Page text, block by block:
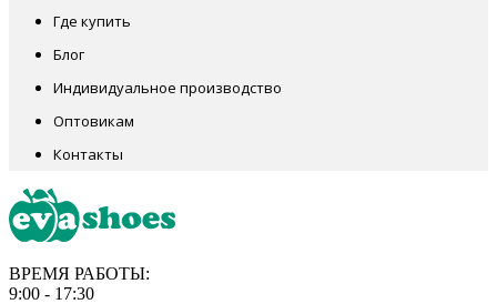
Где купить
Блог
Индивидуальное производство
Оптовикам
Контакты
ВРЕМЯ РАБОТЫ:
9:00 - 17:30